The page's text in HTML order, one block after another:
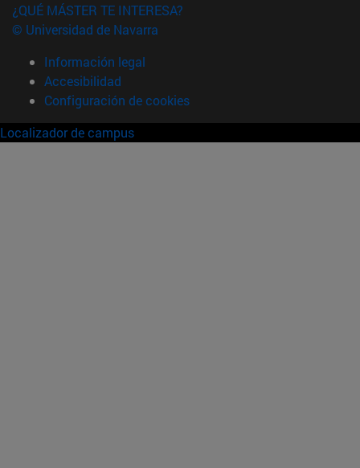
¿QUÉ MÁSTER TE INTERESA?
© Universidad de Navarra
Información legal
Accesibilidad
Configuración de cookies
Localizador de campus